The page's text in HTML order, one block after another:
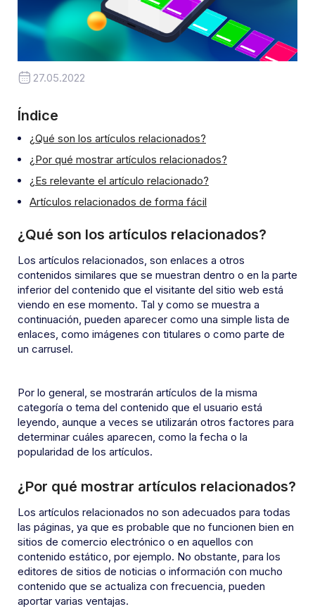
27.05.2022
Índice
¿Qué son los artículos relacionados?
¿Por qué mostrar artículos relacionados?
¿Es relevante el artículo relacionado?
Artículos relacionados de forma fácil
¿Qué son los artículos relacionados?
Los artículos relacionados, son enlaces a otros
contenidos similares que se muestran dentro o en la parte
inferior del contenido que el visitante del sitio web está
viendo en ese momento. Tal y como se muestra a
continuación, pueden aparecer como una simple lista de
enlaces, como imágenes con titulares o como parte de
un carrusel.
Por lo general, se mostrarán artículos de la misma
categoría o tema del contenido que el usuario está
leyendo, aunque a veces se utilizarán otros factores para
determinar cuáles aparecen, como la fecha o la
popularidad de los artículos.
¿Por qué mostrar artículos relacionados?
Los artículos relacionados no son adecuados para todas
las páginas, ya que es probable que no funcionen bien en
sitios de comercio electrónico o en aquellos con
contenido estático, por ejemplo. No obstante, para los
editores de sitios de noticias o información con mucho
contenido que se actualiza con frecuencia, pueden
aportar varias ventajas.